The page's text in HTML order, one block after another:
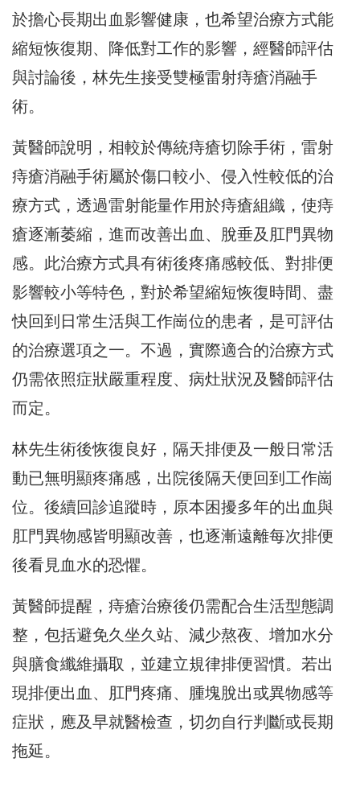
於擔心長期出血影響健康，也希望治療方式能
縮短恢復期、降低對工作的影響，經醫師評估
與討論後，林先生接受雙極雷射痔瘡消融手
術。
黃醫師說明，相較於傳統痔瘡切除手術，雷射
痔瘡消融手術屬於傷口較小、侵入性較低的治
療方式，透過雷射能量作用於痔瘡組織，使痔
瘡逐漸萎縮，進而改善出血、脫垂及肛門異物
感。此治療方式具有術後疼痛感較低、對排便
影響較小等特色，對於希望縮短恢復時間、盡
快回到日常生活與工作崗位的患者，是可評估
的治療選項之一。不過，實際適合的治療方式
仍需依照症狀嚴重程度、病灶狀況及醫師評估
而定。
林先生術後恢復良好，隔天排便及一般日常活
動已無明顯疼痛感，出院後隔天便回到工作崗
位。後續回診追蹤時，原本困擾多年的出血與
肛門異物感皆明顯改善，也逐漸遠離每次排便
後看見血水的恐懼。
黃醫師提醒，痔瘡治療後仍需配合生活型態調
整，包括避免久坐久站、減少熬夜、增加水分
與膳食纖維攝取，並建立規律排便習慣。若出
現排便出血、肛門疼痛、腫塊脫出或異物感等
症狀，應及早就醫檢查，切勿自行判斷或長期
拖延。